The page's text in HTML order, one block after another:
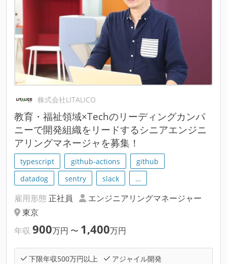
株式会社LITALICO
教育・福祉領域×Techのリーディングカンパ
ニーで開発組織をリードするシニアエンジニ
アリングマネージャを募集！
typescript github-actions
github
datadog
sentry slack …
雇用形態 正社員
エンジニアリングマネージャー
東京
年収 900万円 〜 1,400万円
下限年収500万円以上
アジャイル開発